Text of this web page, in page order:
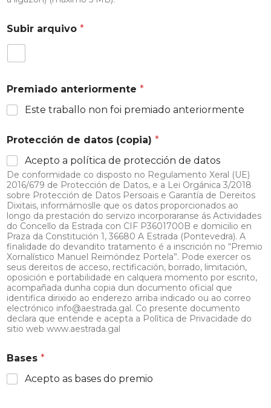
Subir arquivo *
Premiado anteriormente *
Este traballo non foi premiado anteriormente
Protección de datos (copia) *
Acepto a política de protección de datos
De conformidade co disposto no Regulamento Xeral (UE)
2016/679 de Protección de Datos, e a Lei Orgánica 3/2018
sobre Protección de Datos Persoais e Garantía de Dereitos
Dixitais, informámoslle que os datos proporcionados ao
longo da prestación do servizo incorporaranse ás Actividades
do Concello da Estrada con CIF P3601700B e domicilio en
Praza da Constitución 1, 36680 A Estrada (Pontevedra). A
finalidade do devandito tratamento é a inscrición no “Premio
Xornalístico Manuel Reimóndez Portela”. Pode exercer os
seus dereitos de acceso, rectificación, borrado, limitación,
oposición e portabilidade en calquera momento por escrito,
acompañada dunha copia dun documento oficial que
identifica dirixido ao enderezo arriba indicado ou ao correo
electrónico info@aestrada.gal. Co presente documento
declara que entende e acepta a Política de Privacidade do
sitio web www.aestrada.gal
Bases *
Acepto as bases do premio